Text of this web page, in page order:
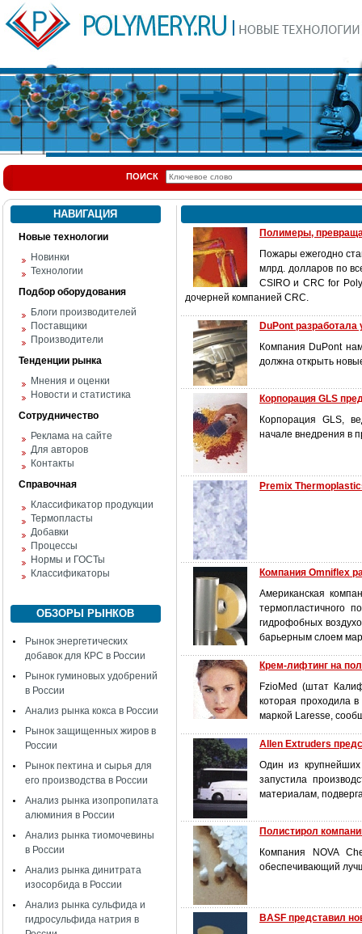
ПОИСК
НАВИГАЦИЯ
Новые технологии
Новинки
Технологии
Подбор оборудования
Блоги производителей
Поставщики
Производители
Тенденции рынка
Мнения и оценки
Новости и статистика
Сотрудничество
Реклама на сайте
Для авторов
Контакты
Справочная
Классификатор продукции
Термопласты
Добавки
Процессы
Нормы и ГОСТы
Классификаторы
ОБЗОРЫ РЫНКОВ
Рынок энергетических
добавок для КРС в России
Рынок гуминовых удобрений
в России
Анализ рынка кокса в России
Рынок защищенных жиров в
России
Рынок пектина и сырья для
его производства в России
Анализ рынка изопропилата
алюминия в России
Анализ рынка тиомочевины
в России
Анализ рынка динитрата
изосорбида в России
Анализ рынка сульфида и
гидросульфида натрия в
Полимеры,
Пожары ежегодно
млрд. долларов по
CSIRO и CRC for
дочерней компанией CRC.
DuPont
Компания DuPont
должна открыть
Корпорация GLS
Корпорация GLS,
начале внедрения в
Premix
Компания Omniflex
Американская
термопластичного
гидрофобных
барьерным слоем
Крем-лифтинг на
FzioMed (штат
которая проходила
маркой Laresse,
Allen Extruders
Один из
запустила
материалам,
Полистирол
Компания NOVA
обеспечивающий
BASF представил